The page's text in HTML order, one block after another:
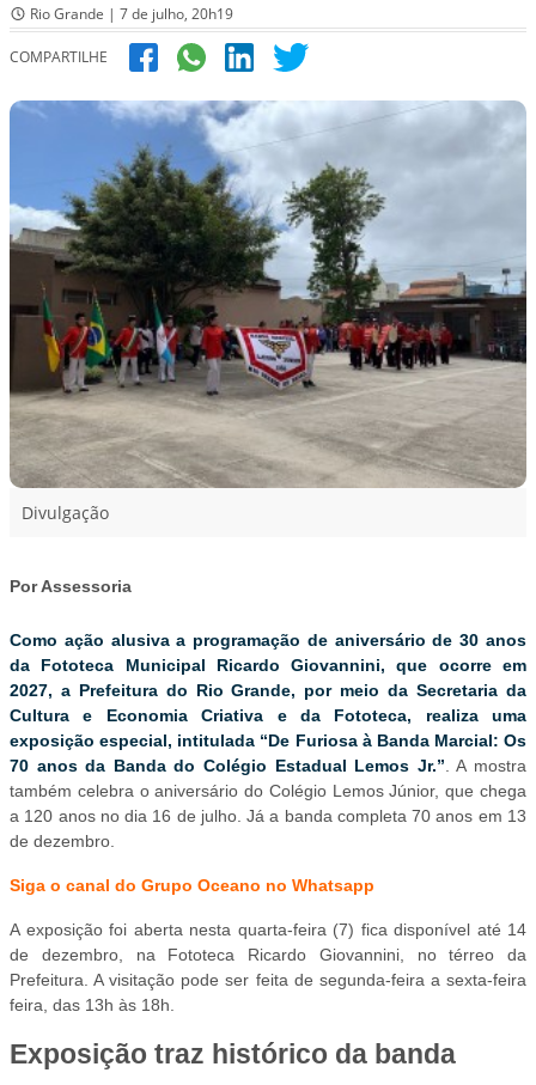
Rio Grande | 7 de julho, 20h19
COMPARTILHE
Divulgação
Por Assessoria
Como ação alusiva a programação de aniversário de 30 anos
da Fototeca Municipal Ricardo Giovannini, que ocorre em
2027, a Prefeitura do Rio Grande, por meio da Secretaria da
Cultura e Economia Criativa e da Fototeca, realiza uma
exposição especial, intitulada “De Furiosa à Banda Marcial: Os
70 anos da Banda do Colégio Estadual Lemos Jr.” . A mostra
também celebra o aniversário do Colégio Lemos Júnior, que chega
a 120 anos no dia 16 de julho. Já a banda completa 70 anos em 13
de dezembro.
Siga o canal do Grupo Oceano no Whatsapp
A exposição foi aberta nesta quarta-feira (7) fica disponível até 14
de dezembro, na Fototeca Ricardo Giovannini, no térreo da
Prefeitura. A visitação pode ser feita de segunda-feira a sexta-feira
feira, das 13h às 18h.
Exposição traz histórico da banda